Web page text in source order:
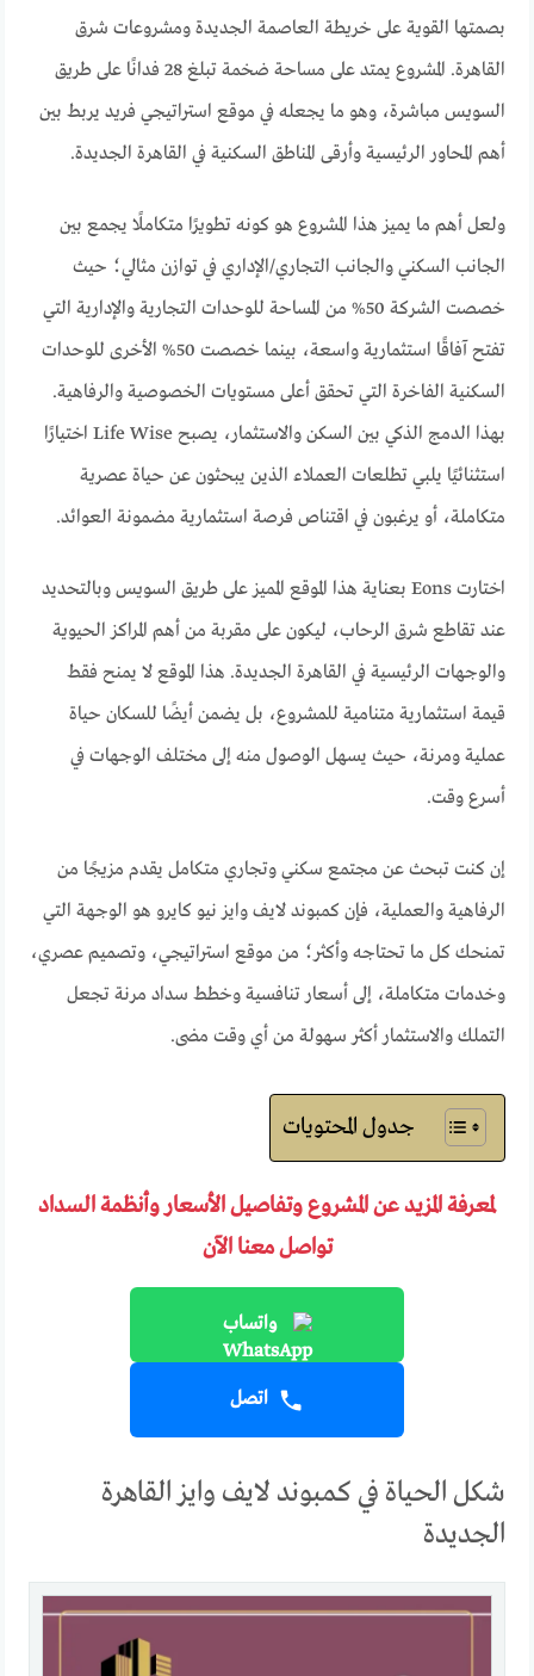
بصمتها القوية على خريطة العاصمة الجديدة ومشروعات شرق
القاهرة. المشروع يمتد على مساحة ضخمة تبلغ 28 فدانًا على طريق
السويس مباشرة، وهو ما يجعله في موقع استراتيجي فريد يربط بين
أهم المحاور الرئيسية وأرقى المناطق السكنية في القاهرة الجديدة.
ولعل أهم ما يميز هذا المشروع هو كونه تطويرًا متكاملًا يجمع بين
الجانب السكني والجانب التجاري/الإداري في توازن مثالي؛ حيث
خصصت الشركة 50% من المساحة للوحدات التجارية والإدارية التي
تفتح آفاقًا استثمارية واسعة، بينما خصصت 50% الأخرى للوحدات
السكنية الفاخرة التي تحقق أعلى مستويات الخصوصية والرفاهية.
بهذا الدمج الذكي بين السكن والاستثمار، يصبح Life Wise اختيارًا
استثنائيًا يلبي تطلعات العملاء الذين يبحثون عن حياة عصرية
متكاملة، أو يرغبون في اقتناص فرصة استثمارية مضمونة العوائد.
اختارت Eons بعناية هذا الموقع المميز على طريق السويس وبالتحديد
عند تقاطع شرق الرحاب، ليكون على مقربة من أهم المراكز الحيوية
والوجهات الرئيسية في القاهرة الجديدة. هذا الموقع لا يمنح فقط
قيمة استثمارية متنامية للمشروع، بل يضمن أيضًا للسكان حياة
عملية ومرنة، حيث يسهل الوصول منه إلى مختلف الوجهات في
أسرع وقت.
إن كنت تبحث عن مجتمع سكني وتجاري متكامل يقدم مزيجًا من
الرفاهية والعملية، فإن كمبوند لايف وايز نيو كايرو هو الوجهة التي
تمنحك كل ما تحتاجه وأكثر؛ من موقع استراتيجي، وتصميم عصري،
وخدمات متكاملة، إلى أسعار تنافسية وخطط سداد مرنة تجعل
التملك والاستثمار أكثر سهولة من أي وقت مضى.
جدول المحتويات
لمعرفة المزيد عن المشروع وتفاصيل الأسعار وأنظمة السداد
تواصل معنا الآن
واتساب
اتصل
شكل الحياة في كمبوند لايف وايز القاهرة
الجديدة